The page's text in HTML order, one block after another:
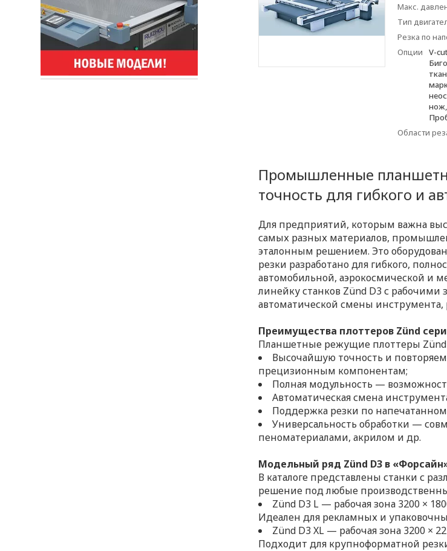
Макс.
Тип
Резка по
Опции
V-
Области
Промышленные
точность для гибкого и
Для предприятий, которым важна
самых разных материалов,
эталонным решением. Это
резки разработано для гибкого,
автомобильной, аэрокосмической и
линейку станков Zünd D3 с
автоматической смены
Преимущества плоттеров Zünd
Планшетные режущие плоттеры Zünd
Высочайшую точность и
прецизионным компонентам;
Полная модульность —
Автоматическая смена
Поддержка резки по
Универсальность обработки —
пеноматериалами, акрилом и др.
Модельный ряд Zünd D3 в
В каталоге представлены станки с
решение под любые
Zünd D3 L — рабочая зона 3200 ×
Идеален для рекламных и
Zünd D3 XL — рабочая зона 3200 ×
Подходит для крупноформатной